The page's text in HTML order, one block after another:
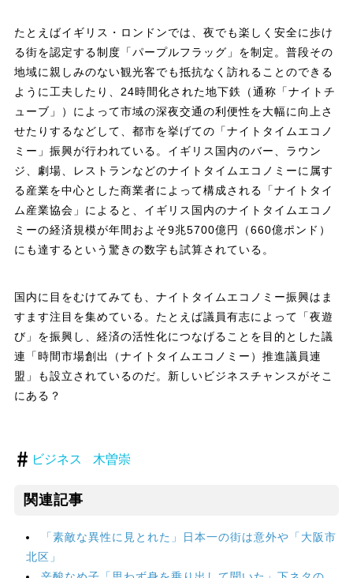
たとえばイギリス・ロンドンでは、夜でも楽しく安全に歩け
る街を認定する制度「パープルフラッグ」を制定。普段その
地域に親しみのない観光客でも抵抗なく訪れることのできる
ように工夫したり、24時間化された地下鉄（通称「ナイトチ
ューブ」）によって市域の深夜交通の利便性を大幅に向上さ
せたりするなどして、都市を挙げての「ナイトタイムエコノ
ミー」振興が行われている。イギリス国内のバー、ラウン
ジ、劇場、レストランなどのナイトタイムエコノミーに属す
る産業を中心とした商業者によって構成される「ナイトタイ
ム産業協会」によると、イギリス国内のナイトタイムエコノ
ミーの経済規模が年間およそ9兆5700億円（660億ポンド）
にも達するという驚きの数字も試算されている。
国内に目をむけてみても、ナイトタイムエコノミー振興はま
すます注目を集めている。たとえば議員有志によって「夜遊
び」を振興し、経済の活性化につなげることを目的とした議
連「時間市場創出（ナイトタイムエコノミー）推進議員連
盟」も設立されているのだ。新しいビジネスチャンスがそこ
にある？
ビジネス 木曽崇
関連記事
「素敵な異性に見とれた」日本一の街は意外や「大阪市
北区」